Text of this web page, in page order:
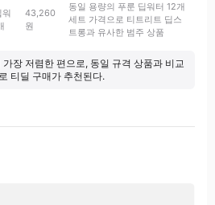
워
43,260
원
동일 용량의 푸룬 딥워터 12개
세트 가격으로 티트리트 딥스
트롱과 유사한 범주 상품
장 저렴한 편으로, 동일 규격 상품과 비교
티딜 구매가 추천된다.